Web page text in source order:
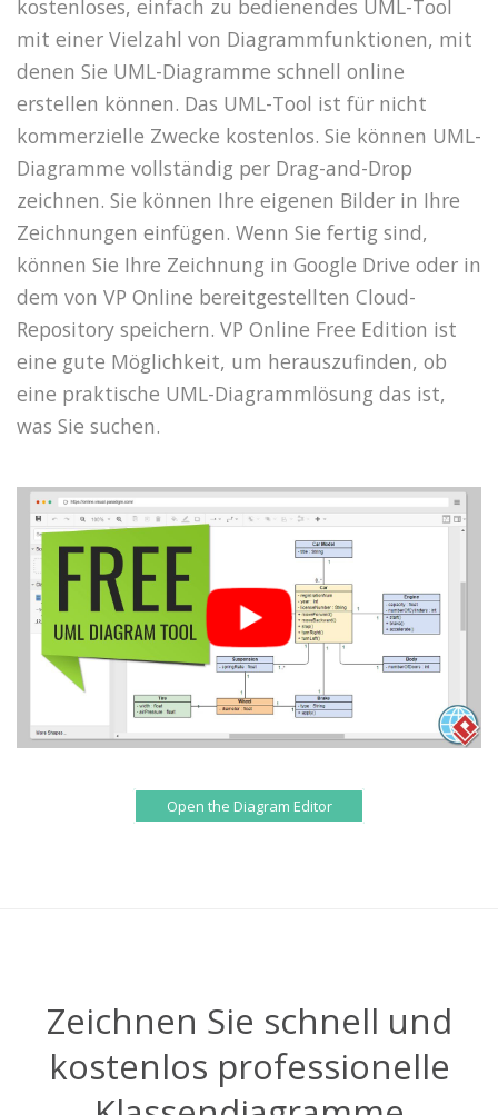
kostenloses, einfach zu bedienendes UML-Tool
mit einer Vielzahl von Diagrammfunktionen, mit
denen Sie UML-Diagramme schnell online
erstellen können. Das UML-Tool ist für nicht
kommerzielle Zwecke kostenlos. Sie können UML-
Diagramme vollständig per Drag-and-Drop
zeichnen. Sie können Ihre eigenen Bilder in Ihre
Zeichnungen einfügen. Wenn Sie fertig sind,
können Sie Ihre Zeichnung in Google Drive oder in
dem von VP Online bereitgestellten Cloud-
Repository speichern. VP Online Free Edition ist
eine gute Möglichkeit, um herauszufinden, ob
eine praktische UML-Diagrammlösung das ist,
was Sie suchen.
Open the Diagram Editor
Zeichnen Sie schnell und
kostenlos professionelle